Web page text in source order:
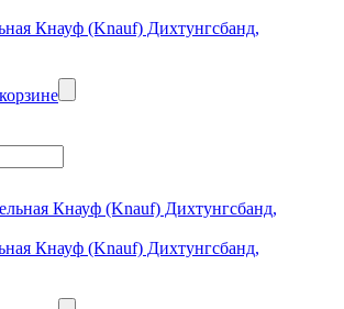
Кнауф (Knauf) Дихтунгсбанд,
Кнауф (Knauf) Дихтунгсбанд,